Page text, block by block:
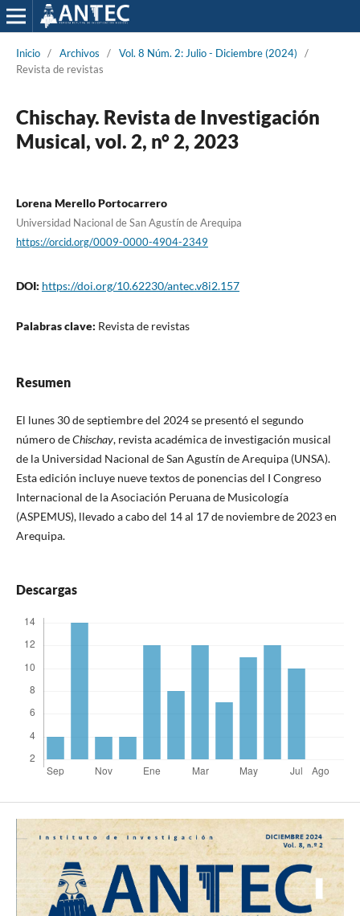
Inicio / Archivos / Vol. 8 Núm. 2: Julio - Diciembre (2024)
/
Revista de revistas
Chischay. Revista de Investigación
Musical, vol. 2, n° 2, 2023
Lorena Merello Portocarrero
Universidad Nacional de San Agustín de Arequipa
https://orcid.org/0009-0000-4904-2349
DOI: https://doi.org/10.62230/antec.v8i2.157
Palabras clave: Revista de revistas
Resumen
El lunes 30 de septiembre del 2024 se presentó el segundo
número deChischay, revista académica de investigación musical
de la Universidad Nacional de San Agustín de Arequipa (UNSA).
Esta edición incluye nueve textos de ponencias del I Congreso
Internacional de la Asociación Peruana de Musicología
(ASPEMUS), llevado a cabo del 14 al 17 de noviembre de 2023 en
Arequipa.
Descargas